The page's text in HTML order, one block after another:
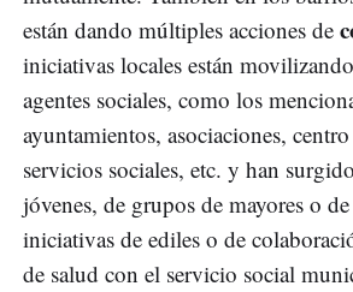
están dando múltiples acciones de
iniciativas locales están
agentes sociales, como los
ayuntamientos, asociaciones,
servicios sociales, etc. y han
jóvenes, de grupos de mayores o
iniciativas de ediles o de
de salud con el servicio social